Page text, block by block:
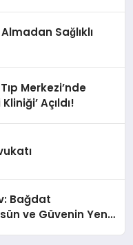
Sağlıklı
Merkezi’nde
Açıldı!
Bağdat
ve Güvenin Yeni